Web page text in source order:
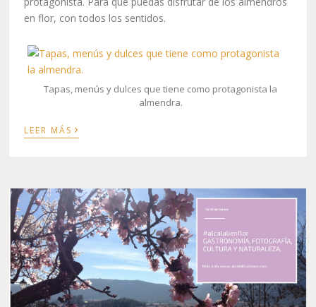
en flor, con todos los sentidos.
Tapas, menús y dulces que tiene como protagonista la
almendra.
LEER MÁS ›